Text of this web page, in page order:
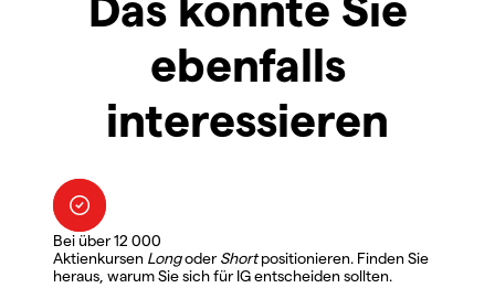
ebenfalls
interessieren
Bei über 12 000
Aktienkursen LongoderShortpositionieren. Finden Sie
heraus, warum Sie sich für IG entscheiden sollten.